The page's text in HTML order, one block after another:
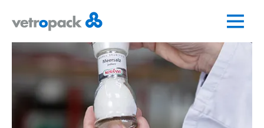
alla
pagina
contenuto
contatto